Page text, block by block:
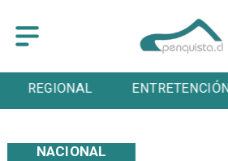
ENTRETENCIÓN DEPORTES
NACIONAL